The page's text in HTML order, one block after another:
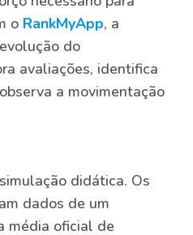
o RankMyApp, a
do
avaliações, identifica
a movimentação
didática. Os
dados de um
média oficial de